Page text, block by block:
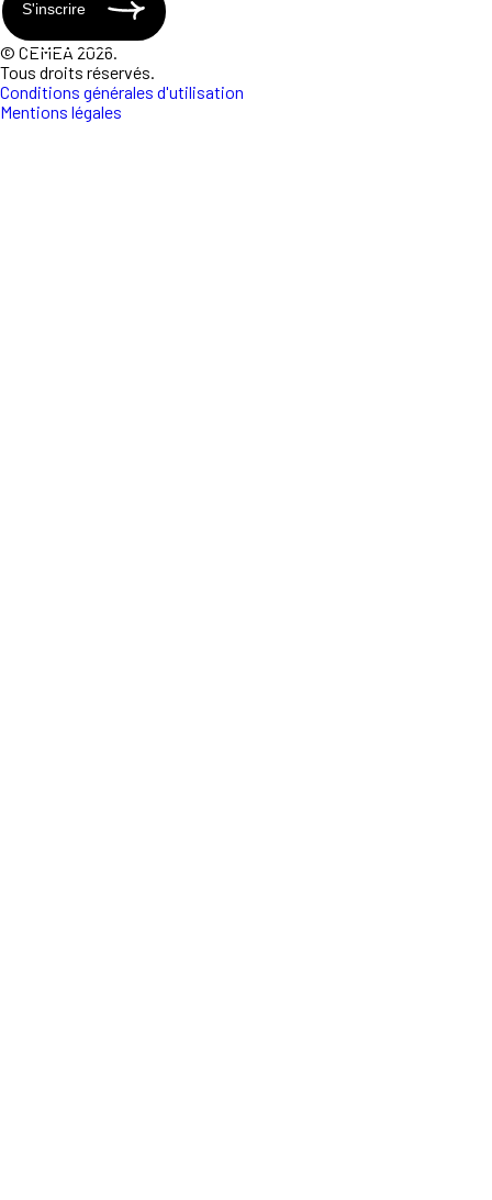
S'inscrire
© CEMEA 2026.
Tous droits réservés.
Conditions générales d'utilisation
Mentions légales